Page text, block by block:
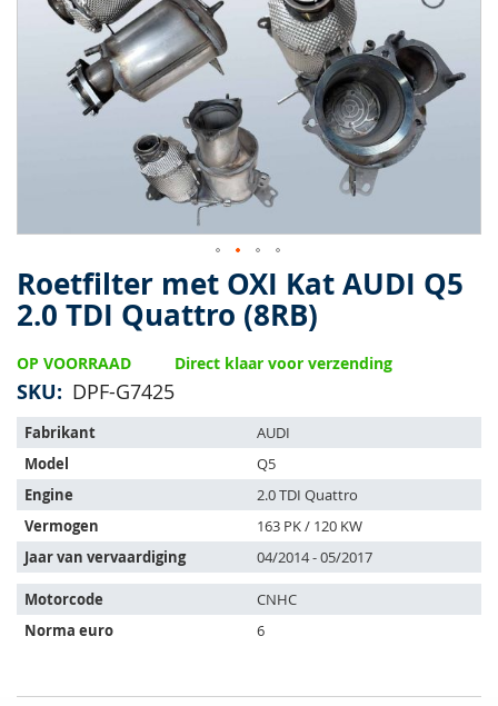
Roetfilter met OXI Kat AUDI Q5
2.0 TDI Quattro (8RB)
OP VOORRAAD
SKU DPF-G7425
Direct klaar voor verzending
Het
artikel
past
op
de
volgende
voertuigen:
Fabrikant
AUDI
Model
Q5
Engine
2.0 TDI Quattro
Vermogen
163 PK / 120 KW
Jaar van vervaardiging
04/2014 - 05/2017
Motorcode
CNHC
Norma euro
6
afbeeldingen-
gallerij
Ga
naar
het
van
de
gallerij